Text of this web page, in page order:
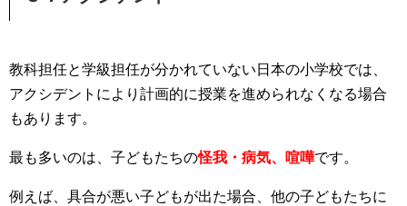
教科担任と学級担任が分かれていない日本の小学校では、
アクシデントにより計画的に授業を進められなくなる場合
もあります。
最も多いのは、子どもたちの怪我・病気、喧嘩です。
例えば、具合が悪い子どもが出た場合、他の子どもたちに